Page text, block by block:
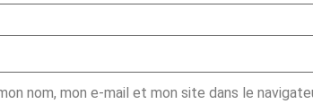
nom, mon e-mail et mon site dans le